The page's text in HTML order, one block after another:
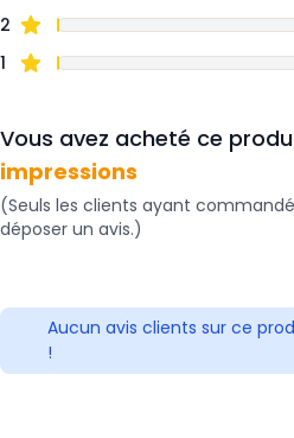
2
1
Vous avez acheté ce
impressions
(Seuls les clients ayant
déposer un avis.)
Aucun avis clients sur ce
!